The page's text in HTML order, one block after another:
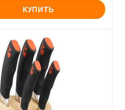
КУПИТЬ